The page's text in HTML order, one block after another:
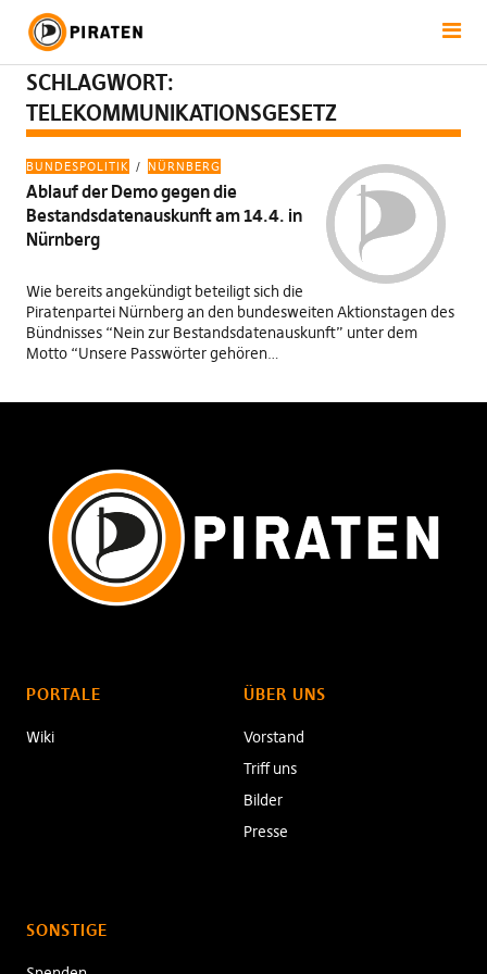
SCHLAGWORT:
TELEKOMMUNIKATIONSGESETZ
BUNDESPOLITIK NÜRNBERG
Ablauf der Demo gegen die
Bestandsdatenauskunft am 14.4. in
Nürnberg
Wie bereits angekündigt beteiligt sich die
Piratenpartei Nürnberg an den bundesweiten Aktionstagen des
Bündnisses “Nein zur Bestandsdatenauskunft” unter dem
Motto “Unsere Passwörter gehören…
PORTALE
Wiki
ÜBER UNS
Vorstand
Triff uns
Bilder
Presse
SONSTIGE